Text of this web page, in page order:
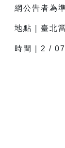
網公告者為準
地點｜臺北
時間｜2 /